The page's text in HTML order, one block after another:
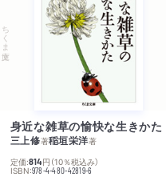
ちくま文庫
身近な雑草の愉快な生きかた
三上修著稲垣栄洋著
定価:814円 （10％税込み）
ISBN:978-4-480-42819-6